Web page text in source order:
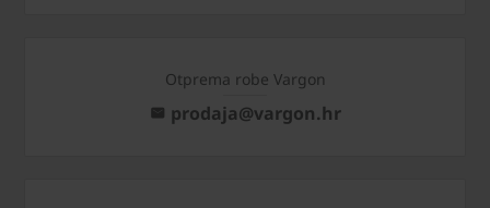
Otprema robe Vargon
prodaja@vargon.hr